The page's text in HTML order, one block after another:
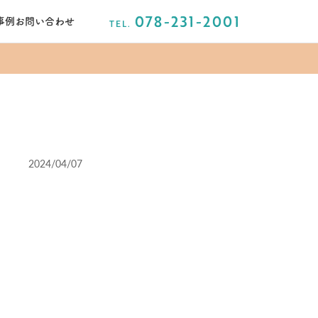
例 お問い合わせ TEL. 078-231-2001
2024/04/07